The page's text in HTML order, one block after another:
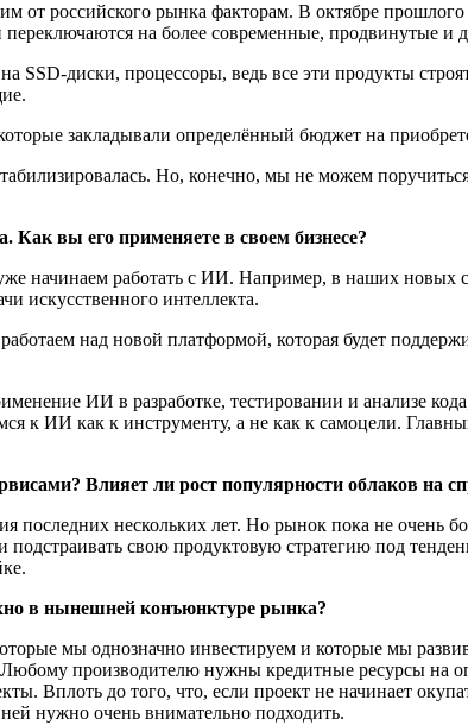
от российского рынка факторам. В октябре
на более современные, продвинутые и
SSD-диски, процессоры, ведь все эти продукты
закладывали определённый бюджет на
Но, конечно, мы не можем
Как вы его применяете в своем бизнесе?
начинаем работать с ИИ. Например, в наших новых
искусственного интеллекта.
над новой платформой, которая будет
ИИ в разработке, тестировании и анализе
к ИИ как к инструменту, а не как к самоцели.
Влияет ли рост популярности облаков на
последних нескольких лет. Но рынок пока не очень
подстраивать свою продуктовую стратегию под
в нынешней конъюнктуре рынка?
мы однозначно инвестируем и которые мы
производителю нужны кредитные ресурсы на
Вплоть до того, что, если проект не начинает
нужно очень внимательно подходить.